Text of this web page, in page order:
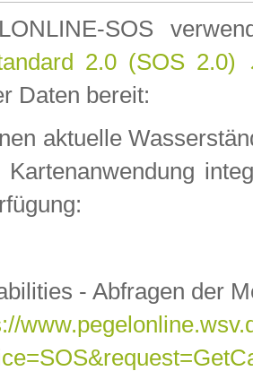
SOS
2.0 (SOS 2.0)
Daten bereit:
aktuelle
- Abfragen der